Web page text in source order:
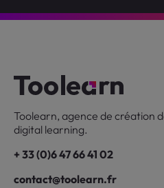
Toolearn, agence de création
digital learning.
+ 33 (0)6 47 66 41 02
contact@toolearn.fr